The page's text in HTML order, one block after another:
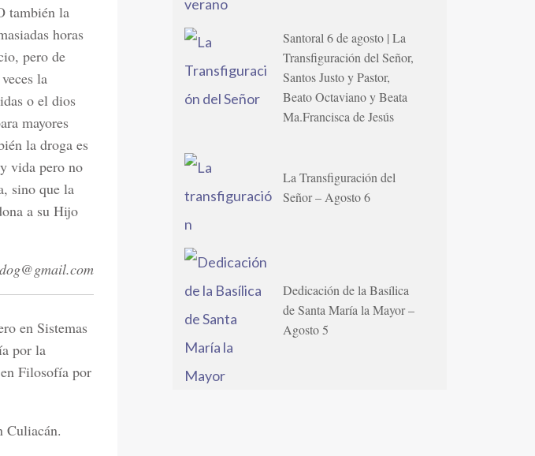
también la
horas
pero de
la
o el dios
mayores
la droga es
vida pero no
sino que la
a su Hijo
en Sistemas
por la
Filosofía por
Culiacán.
Santoral 6 de agosto | La
Transfiguración del Señor,
Santos Justo y Pastor,
Beato Octaviano y Beata
Ma.Francisca de Jesús
La Transfiguración del
Señor – Agosto 6
Dedicación de la Basílica
de Santa María la Mayor –
Agosto 5